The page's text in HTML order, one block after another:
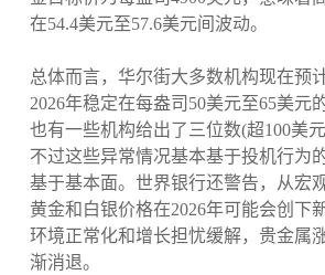
在54.4美元至57.6美元间波动。
总体而言，华尔街大多数机构现在预
2026年稳定在每盎司50美元至65美元
也有一些机构给出了三位数(超100美
不过这些异常情况基本基于投机行为
基于基本面。世界银行还警告，从宏
黄金和白银价格在2026年可能会创下
环境正常化和增长担忧缓解，贵金属
渐消退。